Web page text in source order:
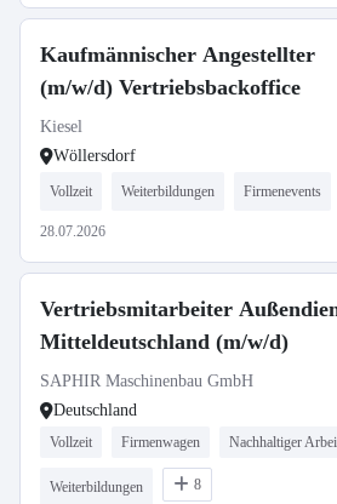
Kaufmännischer Angestellter
(m/w/d) Vertriebsbackoffice
Kiesel
Wöllersdorf
Vollzeit Weiterbildungen Firmenevents
28.07.2026
Vertriebsmitarbeiter
Mitteldeutschland (m/w/d)
SAPHIR Maschinenbau GmbH
Deutschland
Vollzeit Firmenwagen Nachhaltiger
Weiterbildungen 8